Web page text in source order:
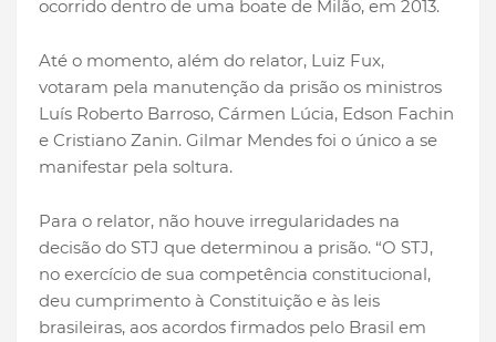
ocorrido dentro de uma boate de Milão, em 2013.
Até o momento, além do relator, Luiz Fux,
votaram pela manutenção da prisão os ministros
Luís Roberto Barroso, Cármen Lúcia, Edson Fachin
e Cristiano Zanin. Gilmar Mendes foi o único a se
manifestar pela soltura.
Para o relator, não houve irregularidades na
decisão do STJ que determinou a prisão. “O STJ,
no exercício de sua competência constitucional,
deu cumprimento à Constituição e às leis
brasileiras, aos acordos firmados pelo Brasil em